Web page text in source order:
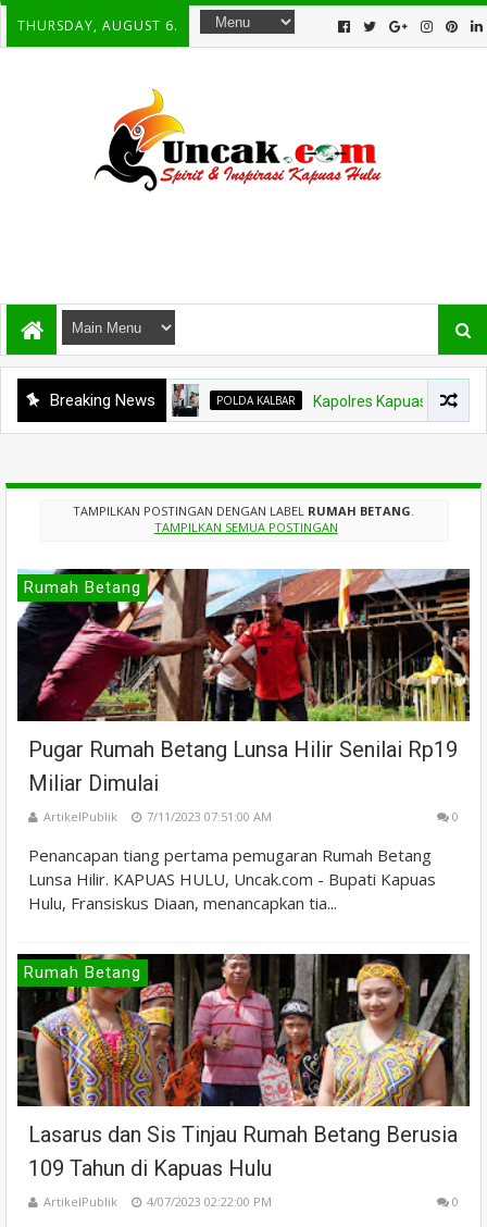
THURSDAY, AUGUST 6.
Breaking News POLDA KALBAR Kapolres Kapuas Hulu
TAMPILKAN POSTINGAN DENGAN LABEL RUMAH BETANG.
TAMPILKAN SEMUA POSTINGAN
Rumah Betang
Pugar Rumah Betang Lunsa Hilir Senilai Rp19
Miliar Dimulai
ArtikelPublik 7/11/2023 07:51:00 AM 0
Penancapan tiang pertama pemugaran Rumah Betang
Lunsa Hilir. KAPUAS HULU, Uncak.com - Bupati Kapuas
Hulu, Fransiskus Diaan, menancapkan tia...
Rumah Betang
Lasarus dan Sis Tinjau Rumah Betang Berusia
109 Tahun di Kapuas Hulu
ArtikelPublik 4/07/2023 02:22:00 PM 0